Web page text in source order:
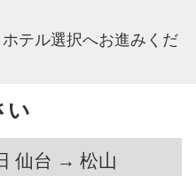
テル選択へお進みくだ
い
仙台 → 松山